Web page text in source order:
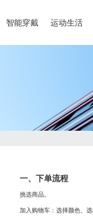
女子新品
智能穿戴
守护、安全、安
智
运动生活
鞋类
服装
发
合
运
一、下单流程
挑选商品。
加入购物车：选择颜色、